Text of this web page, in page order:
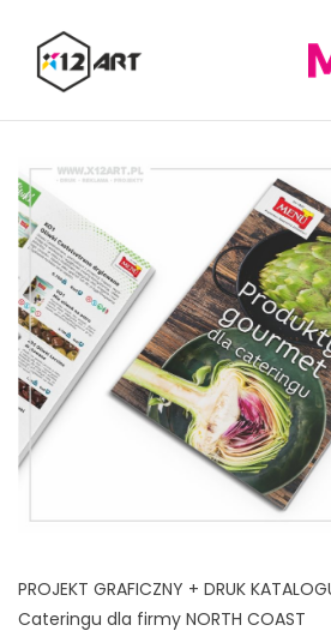
PROJEKT GRAFICZNY + DRUK
Cateringu dla firmy NORTH COAST